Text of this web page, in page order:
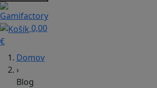
0,00
€
Domov
›
Blog